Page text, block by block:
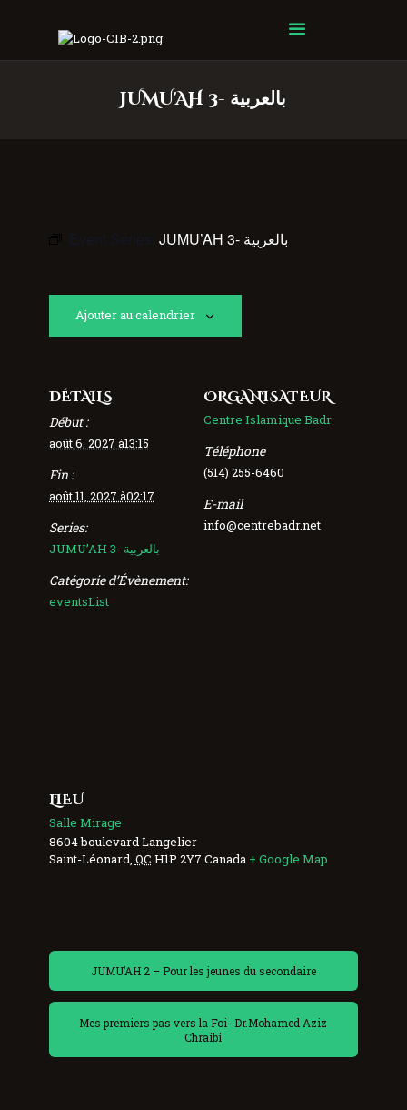
JUMU'AH 3- بالعربية
Centre Islamique Badr
Event Series: JUMU’AH 3- بالعربية
Ajouter au calendrier
DÉTAILS
Début :
août 6, 2027 à13:15
Fin :
août 11, 2027 à02:17
Series:
JUMU’AH 3- بالعربية
Catégorie d’Évènement:
eventsList
ORGANISATEUR
Centre Islamique Badr
Téléphone
(514) 255-6460
E-mail
info@centrebadr.net
LIEU
Salle Mirage
8604 boulevard Langelier
Saint-Léonard QC H1P 2Y7 Canada + Google Map
JUMU’AH 2 – Pour les jeunes du secondaire
Mes premiers pas vers la Foi- Dr.Mohamed Aziz
Chraibi